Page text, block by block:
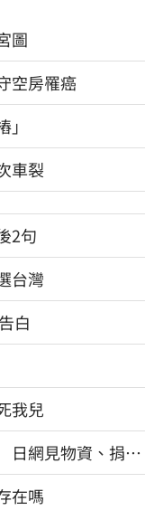
圖
空房罹癌
車裂
2句
台灣
白
我兒
網見物資、捐款
在嗎